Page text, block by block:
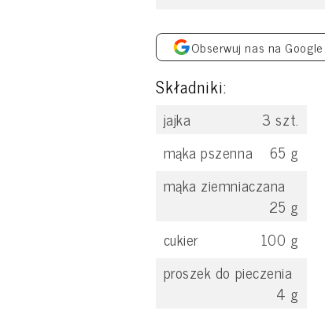
Obserwuj nas na Google
Składniki:
jajka 3 szt.
mąka pszenna
65 g
mąka ziemniaczana
25 g
cukier
100 g
proszek do pieczenia
4 g